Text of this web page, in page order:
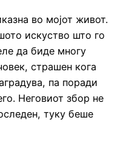
во мојот живот.
искуство што го
да биде многу
страшен кога
па поради
Неговиот збор не
туку беше